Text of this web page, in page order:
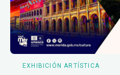
EXHIBICIÓN ARTÍSTICA